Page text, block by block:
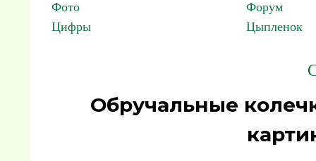
Фото
Форум
Цифры
Цыпленок
Обручальные